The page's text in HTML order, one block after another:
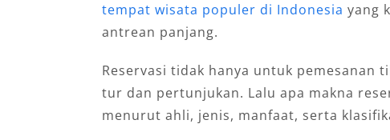
tempat wisata populer di Indonesia yang
antrean panjang.
Reservasi tidak hanya untuk pemesanan
tur dan pertunjukan. Lalu apa makna
menurut ahli, jenis, manfaat, serta